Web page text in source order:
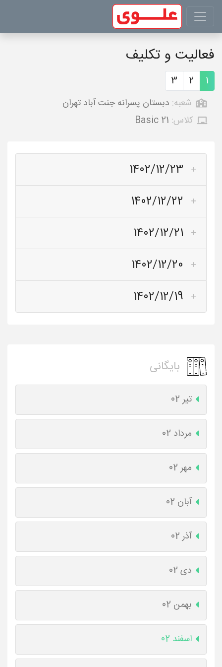
فعالیت و تکلیف
1
2
3
شعبه: دبستان پسرانه جنت آباد تهران
کلاس: Basic 21
1402/12/23
1402/12/22
1402/12/21
1402/12/20
1402/12/19
بایگانی
تیر 02
مرداد 02
مهر 02
آبان 02
آذر 02
دی 02
بهمن 02
اسفند 02